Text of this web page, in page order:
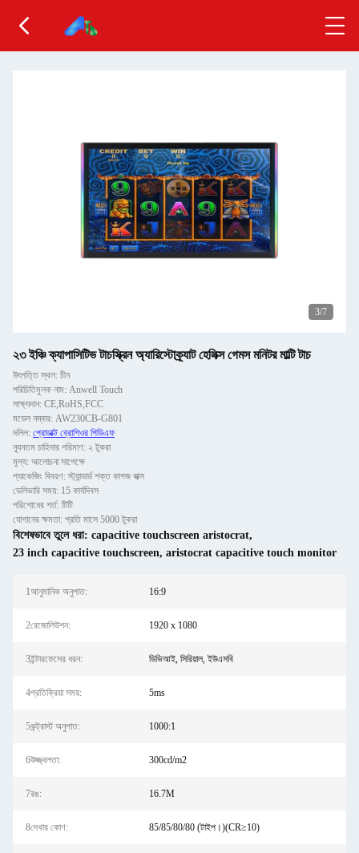
3/7
২৩ ইঞ্চি ক্যাপাসিটিভ টাচস্ক্রিন অ্যারিস্টোক্র্যাট হেলিক্স গেমস মনিটর মাল্টি টাচ
উৎপত্তি স্থল: চীন
পরিচিতিমুলক নাম: Anwell Touch
সাক্ষ্যদান: CE,RoHS,FCC
মডেল নম্বার: AW230CB-G801
দলিল: প্রোডাক্ট ব্রোশিওর পিডিএফ
ন্যূনতম চাহিদার পরিমাণ: ২ টুকরা
মূল্য: আলোচনা সাপেক্ষে
প্যাকেজিং বিবরণ: স্ট্যান্ডার্ড শক্ত কাগজ বাক্স
ডেলিভারি সময়: 15 কার্যদিবস
পরিশোধের শর্ত: টিটি
যোগানের ক্ষমতা: প্রতি মাসে 5000 টুকরা
বিশেষভাবে তুলে ধরা: capacitive touchscreen aristocrat,
23 inch capacitive touchscreen, aristocrat capacitive touch monitor
1আনুমানিক অনুপাত: 16:9
2রেজোলিউশন: 1920 x 1080
3ইন্টারফেসের ধরন: ডিভিআই, সিরিয়াল, ইউএসবি
4প্রতিক্রিয়া সময়: 5ms
5কন্ট্রাস্ট অনুপাত: 1000:1
6উজ্জ্বলতা: 300cd/m2
7রঙ: 16.7M
8দেখার কোণ: 85/85/80/80 (টাইপ।)(CR≥10)